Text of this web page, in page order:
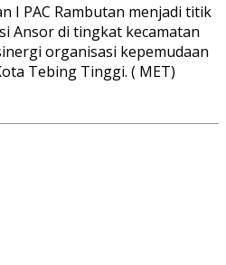
I PAC Rambutan menjadi titik
Ansor di tingkat kecamatan
organisasi kepemudaan
Tebing Tinggi. ( MET)